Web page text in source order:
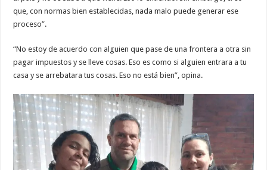
que, con normas bien establecidas, nada malo puede generar ese
proceso”.
“No estoy de acuerdo con alguien que pase de una frontera a otra sin
pagar impuestos y se lleve cosas. Eso es como si alguien entrara a tu
casa y se arrebatara tus cosas. Eso no está bien”, opina.